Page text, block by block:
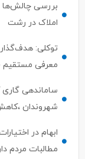
بررسی چالش‌ها
املاک در رشت
معرفی مستقیم ۵۰ نفر برتر به بازار کار
ساماندهی گاری
شهروندان
ابهام در
مطالبات مردم